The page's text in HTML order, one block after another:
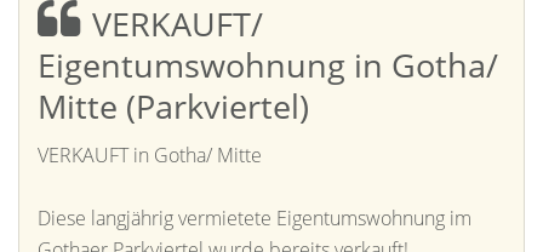
VERKAUFT/
Eigentumswohnung in Gotha/
Mitte (Parkviertel)
VERKAUFT in Gotha/ Mitte
Diese langjährig vermietete Eigentumswohnung im